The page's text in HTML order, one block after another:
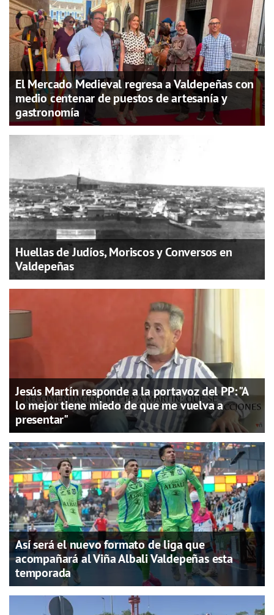
El Mercado Medieval regresa a Valdepeñas con
medio centenar de puestos de artesanía y
gastronomía
Huellas de Judíos, Moriscos y Conversos en
Valdepeñas
Jesús Martín responde a la portavoz del PP: "A
lo mejor tiene miedo de que me vuelva a
presentar"
Así será el nuevo formato de liga que
acompañará al Viña Albali Valdepeñas esta
temporada